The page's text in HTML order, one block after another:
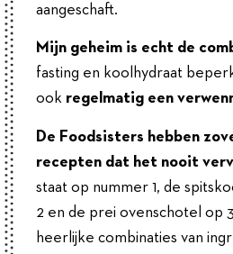
aangeschaft.
Mijn geheim is echt de
fasting en koolhydraat
ook regelmatig een
De Foodsisters hebben
recepten dat het nooit
staat op nummer 1, de
2 en de prei ovenschotel op
heerlijke combinaties van